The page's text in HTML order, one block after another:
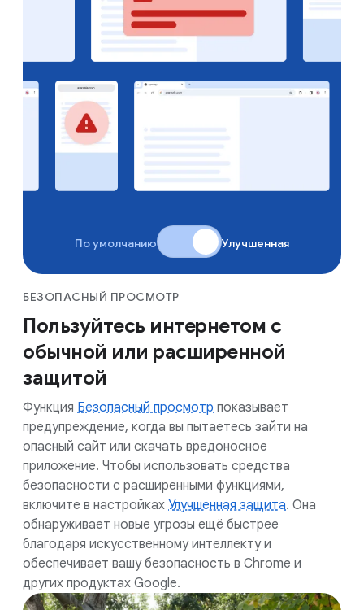
БЕЗОПАСНЫЙ ПРОСМОТР
Пользуйтесь интернетом с
обычной или расширенной
защитой
Функция Безопасный просмотр показывает
предупреждение, когда вы пытаетесь зайти на
опасный сайт или скачать вредоносное
приложение. Чтобы использовать средства
безопасности с расширенными функциями,
включите в настройках Улучшенная защита. Она
обнаруживает новые угрозы ещё быстрее
благодаря искусственному интеллекту и
обеспечивает вашу безопасность в Chrome и
других продуктах Google.
По умолчанию Улучшенная